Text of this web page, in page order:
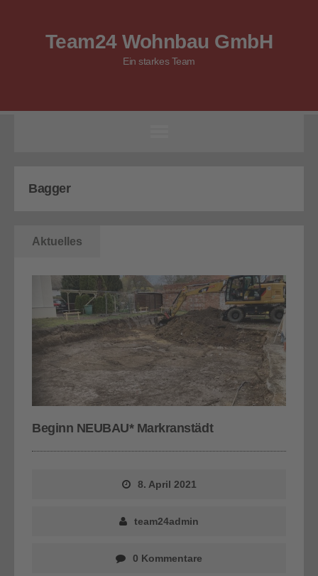
Team24 Wohnbau GmbH
Ein starkes Team
Bagger
Aktuelles
Beginn NEUBAU* Markranstädt
8. April 2021
team24admin
0 Kommentare